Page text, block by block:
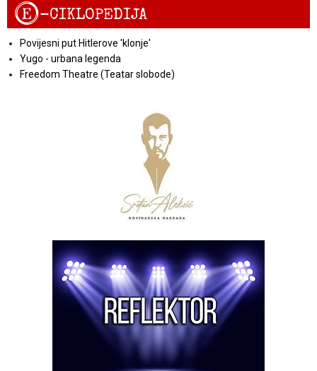
E-CIKLOPEDIJA
Povijesni put Hitlerove 'klonje'
Yugo - urbana legenda
Freedom Theatre (Teatar slobode)